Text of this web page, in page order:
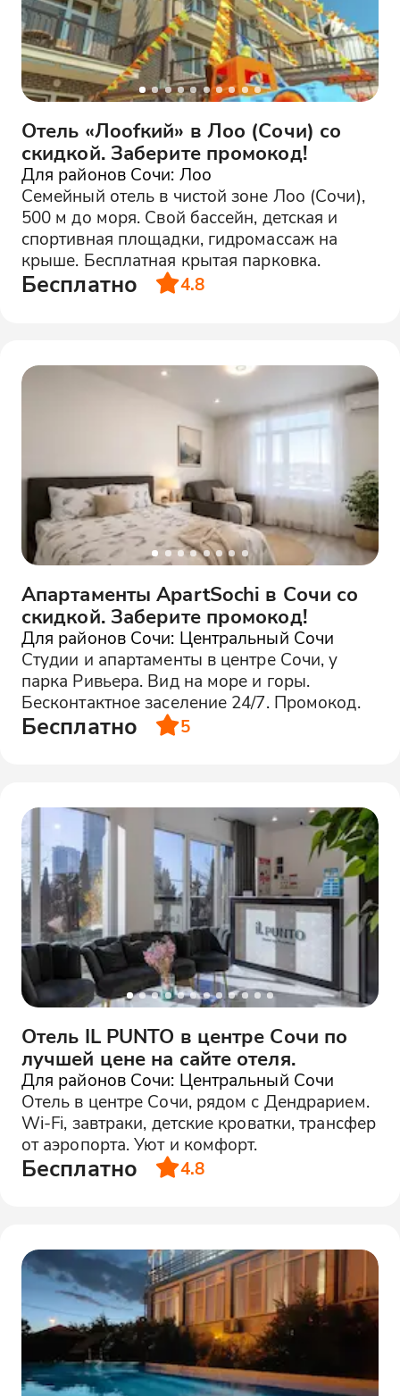
Отель «Лoofкий» в Лоо (Сочи) со
скидкой. Заберите промокод!
Для районов Сочи: Лоо
Семейный отель в чистой зоне Лоо (Сочи),
500 м до моря. Свой бассейн, детская и
спортивная площадки, гидромассаж на
крыше. Бесплатная крытая парковка.
Бесплатно 4.8
Апартаменты ApartSochi в Сочи со
скидкой. Заберите промокод!
Для районов Сочи: Центральный Сочи
Студии и апартаменты в центре Сочи, у
парка Ривьера. Вид на море и горы.
Бесконтактное заселение 24/7. Промокод.
Бесплатно 5
Отель IL PUNTO в центре Сочи по
лучшей цене на сайте отеля.
Для районов Сочи: Центральный Сочи
Отель в центре Сочи, рядом с Дендрарием.
Wi-Fi, завтраки, детские кроватки, трансфер
от аэропорта. Уют и комфорт.
Бесплатно 4.8